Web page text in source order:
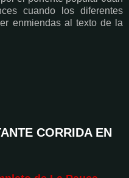
cuando los diferentes
enmiendas al texto de la
CORRIDA EN